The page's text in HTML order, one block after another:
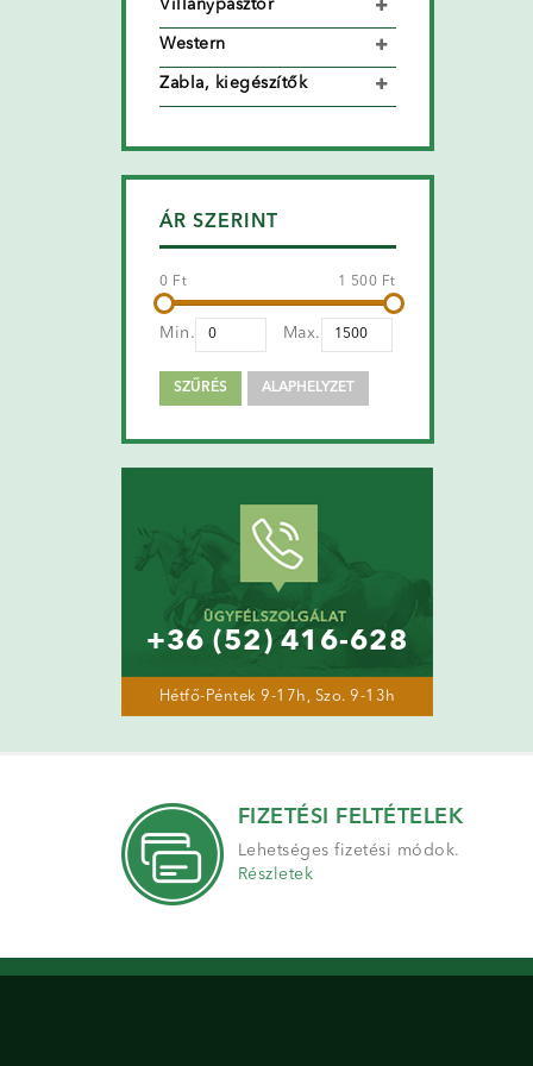
Villanypásztor
Western
Zabla, kiegészítők
ÁR SZERINT
0 Ft 1 500 Ft
Min. Max.
SZŰRÉS ALAPHELYZET
+36 (52) 416-628
Hétfő-Péntek 9-17h, Szo. 9-13h
FIZETÉSI FELTÉTELEK
Lehetséges fizetési módok.
Részletek